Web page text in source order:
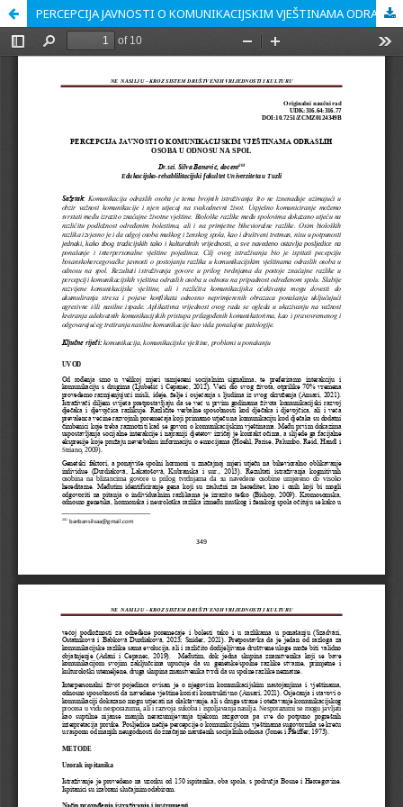
PERCEPCIJA JAVNOSTI O KOMUNIKACIJSKIM VJEŠTINAMA ODRASLIH OSOBA U ODNOSU NA SPOL